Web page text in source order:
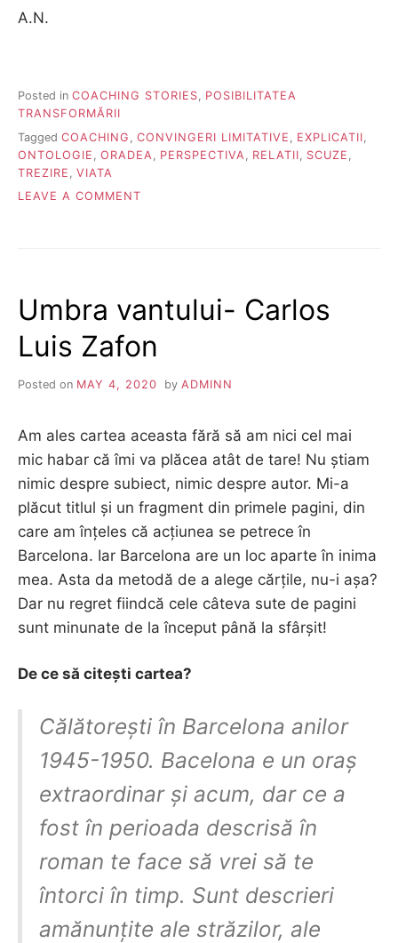
A.N.
Posted in COACHING STORIES, POSIBILITATEA
TRANSFORMĂRII
Tagged COACHING CONVINGERI LIMITATIVE EXPLICATII
ONTOLOGIE
ORADEA PERSPECTIVA RELATII SCUZE
TREZIRE
VIATA
LEAVE A COMMENT
Umbra vantului- Carlos
Luis Zafon
Posted on MAY 4, 2020 by ADMINN
Am ales cartea aceasta fără să am nici cel mai
mic habar că îmi va plăcea atât de tare! Nu știam
nimic despre subiect, nimic despre autor. Mi-a
plăcut titlul și un fragment din primele pagini, din
care am înțeles că acțiunea se petrece în
Barcelona. Iar Barcelona are un loc aparte în inima
mea. Asta da metodă de a alege cărțile, nu-i așa?
Dar nu regret fiindcă cele câteva sute de pagini
sunt minunate de la început până la sfârșit!
De ce să citești cartea?
Călătorești în Barcelona anilor
1945-1950. Bacelona e un oraș
extraordinar și acum, dar ce a
fost în perioada descrisă în
roman te face să vrei să te
întorci în timp. Sunt descrieri
amănunțite ale străzilor, ale